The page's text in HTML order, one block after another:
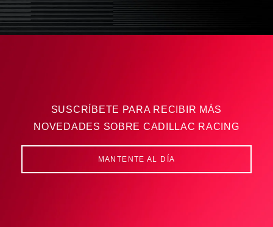
SUSCRÍBETE PARA RECIBIR MÁS
NOVEDADES SOBRE CADILLAC RACING
MANTENTE AL DÍA